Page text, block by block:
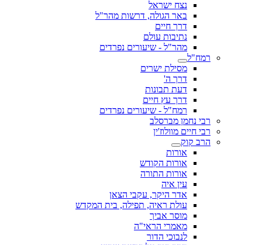
נצח ישראל
באר הגולה, דרשות מהר"ל
דרך חיים
נתיבות עולם
מהר"ל - שיעורים נפרדים
רמח"ל
מסילת ישרים
דרך ה'
דעת תבונות
דרך עץ חיים
רמח"ל - שיעורים נפרדים
רבי נחמן מברסלב
רבי חיים מוולוז'ין
הרב קוק
אורות
אורות הקודש
אורות התורה
עין איה
אדר היקר, עקבי הצאן
עולת ראיה, תפילה, בית המקדש
מוסר אביך
מאמרי הראי"ה
לנבוכי הדור